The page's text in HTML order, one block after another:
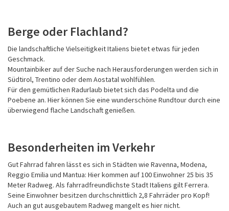
Berge oder Flachland?
Die landschaftliche Vielseitigkeit Italiens bietet etwas für jeden
Geschmack.
Mountainbiker auf der Suche nach Herausforderungen werden sich in
Südtirol, Trentino oder dem Aostatal wohlfühlen.
Für den gemütlichen Radurlaub bietet sich das Podelta und die
Poebene an. Hier können Sie eine wunderschöne Rundtour durch eine
überwiegend flache Landschaft genießen.
Besonderheiten im Verkehr
Gut Fahrrad fahren lässt es sich in Städten wie Ravenna, Modena,
Reggio Emilia und Mantua: Hier kommen auf 100 Einwohner 25 bis 35
Meter Radweg. Als fahrradfreundlichste Stadt Italiens gilt Ferrera.
Seine Einwohner besitzen durchschnittlich 2,8 Fahrräder pro Kopf!
Auch an gut ausgebautem Radweg mangelt es hier nicht.